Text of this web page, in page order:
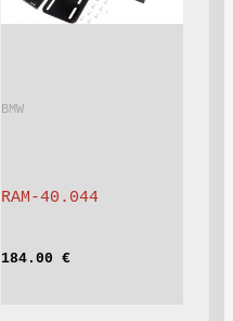
RAM-40.044
184.00 €